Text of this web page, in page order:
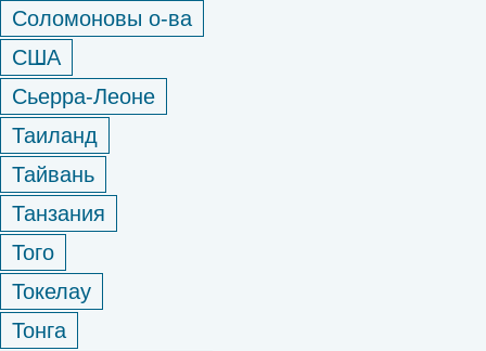
Соломоновы о-ва
США
Сьерра-Леоне
Таиланд
Тайвань
Танзания
Того
Токелау
Тонга